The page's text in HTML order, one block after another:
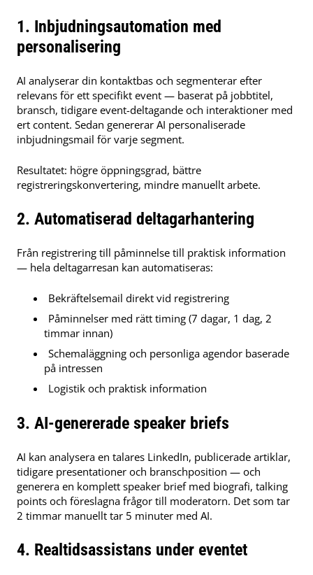
1. Inbjudningsautomation med
personalisering
AI analyserar din kontaktbas och segmenterar efter
relevans för ett specifikt event — baserat på jobbtitel,
bransch, tidigare event-deltagande och interaktioner med
ert content. Sedan genererar AI personaliserade
inbjudningsmail för varje segment.
Resultatet: högre öppningsgrad, bättre
registreringskonvertering, mindre manuellt arbete.
2. Automatiserad deltagarhantering
Från registrering till påminnelse till praktisk information
— hela deltagarresan kan automatiseras:
Bekräftelsemail direkt vid registrering
Påminnelser med rätt timing (7 dagar, 1 dag, 2
timmar innan)
Schemaläggning och personliga agendor baserade
på intressen
Logistik och praktisk information
3. AI-genererade speaker briefs
AI kan analysera en talares LinkedIn, publicerade artiklar,
tidigare presentationer och branschposition — och
generera en komplett speaker brief med biografi, talking
points och föreslagna frågor till moderatorn. Det som tar
2 timmar manuellt tar 5 minuter med AI.
4. Realtidsassistans under eventet